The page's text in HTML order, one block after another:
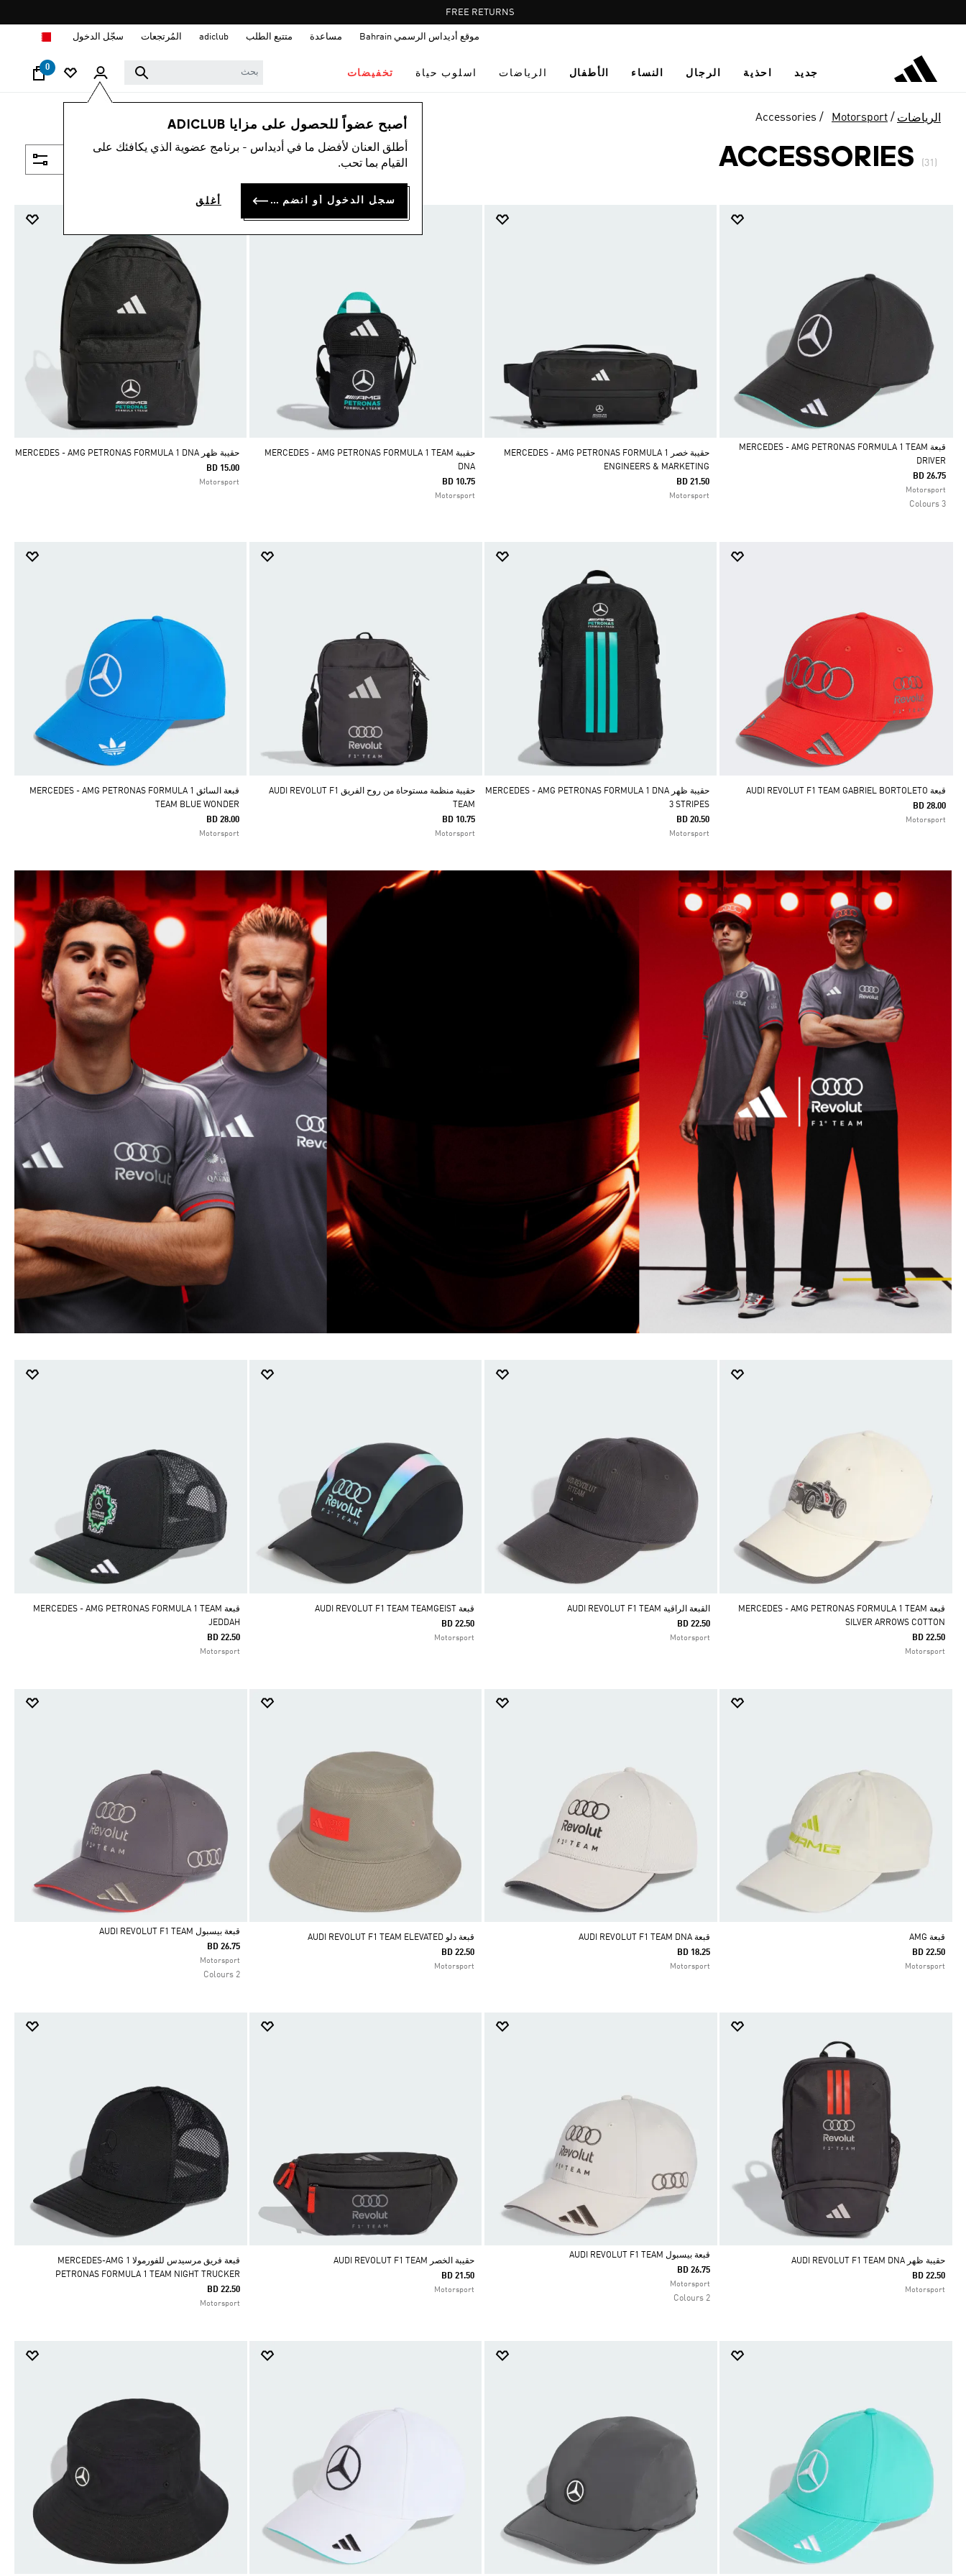
Pause
promotion
FREE RETURNS
موقع أديداس الرسمي Bahrain مساعدة متتبع الطلب adiclub المُرتجعات سجّل الدخول
جديد احذية الرجال النساء الأطفال الرياضات اسلوب حياة تخفيضات
0
أصبح عضواً للحصول على مزايا ADICLUB
أطلق العنان لأفضل ما في أديداس - برنامج عضوية الذي يكافئك على
القيام بما تحب.
سجل الدخول أو انضم الآن أغلق
الرياضات Motorsport
Accessories
ACCESSORIES (31)
Selected
قبعة MERCEDES - AMG PETRONAS FORMULA 1 TEAM
DRIVER
BD 26.75
Motorsport
3 Colours
حقيبة خصر MERCEDES - AMG PETRONAS FORMULA 1
ENGINEERS & MARKETING
BD 21.50
Motorsport
حقيبة MERCEDES - AMG PETRONAS FORMULA 1 TEAM
DNA
BD 10.75
Motorsport
حقيبة ظهر MERCEDES - AMG PETRONAS FORMULA 1 DNA
BD 15.00
Motorsport
قبعة AUDI REVOLUT F1 TEAM GABRIEL BORTOLETO
BD 28.00
Motorsport
حقيبة ظهر MERCEDES - AMG PETRONAS FORMULA 1 DNA
3 STRIPES
BD 20.50
Motorsport
حقيبة منظمة مستوحاة من روح الفريق AUDI REVOLUT F1
TEAM
BD 10.75
Motorsport
قبعة السائق MERCEDES - AMG PETRONAS FORMULA 1
TEAM BLUE WONDER
BD 28.00
Motorsport
قبعة MERCEDES - AMG PETRONAS FORMULA 1 TEAM
SILVER ARROWS COTTON
BD 22.50
Motorsport
القبعة الراقية AUDI REVOLUT F1 TEAM
BD 22.50
Motorsport
قبعة AUDI REVOLUT F1 TEAM TEAMGEIST
BD 22.50
Motorsport
قبعة MERCEDES - AMG PETRONAS FORMULA 1 TEAM
JEDDAH
BD 22.50
Motorsport
قبعة AMG
BD 22.50
Motorsport
قبعة AUDI REVOLUT F1 TEAM DNA
BD 18.25
Motorsport
قبعة دلو AUDI REVOLUT F1 TEAM ELEVATED
BD 22.50
Motorsport
Selected
قبعة بيسبول AUDI REVOLUT F1 TEAM
BD 26.75
Motorsport
2 Colours
حقيبة ظهر AUDI REVOLUT F1 TEAM DNA
BD 22.50
Motorsport
Selected
قبعة بيسبول AUDI REVOLUT F1 TEAM
BD 26.75
Motorsport
2 Colours
حقيبة الخصر AUDI REVOLUT F1 TEAM
BD 21.50
Motorsport
قبعة فريق مرسيدس للفورمولا 1 MERCEDES-AMG
PETRONAS FORMULA 1 TEAM NIGHT TRUCKER
BD 22.50
Motorsport